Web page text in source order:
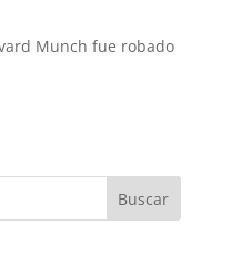
Munch fue robado